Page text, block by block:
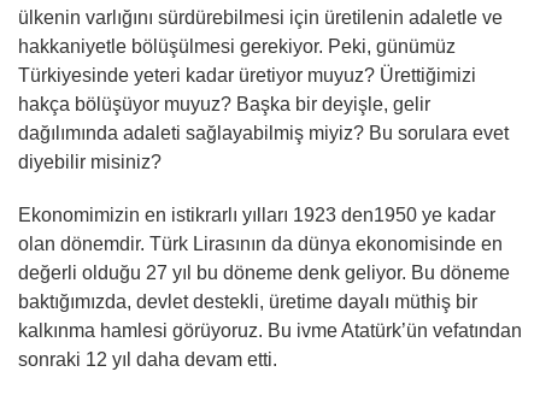
ülkenin varlığını sürdürebilmesi için üretilenin adaletle ve
hakkaniyetle bölüşülmesi gerekiyor. Peki, günümüz
Türkiyesinde yeteri kadar üretiyor muyuz? Ürettiğimizi
hakça bölüşüyor muyuz? Başka bir deyişle, gelir
dağılımında adaleti sağlayabilmiş miyiz? Bu sorulara evet
diyebilir misiniz?
Ekonomimizin en istikrarlı yılları 1923 den1950 ye kadar
olan dönemdir. Türk Lirasının da dünya ekonomisinde en
değerli olduğu 27 yıl bu döneme denk geliyor. Bu döneme
baktığımızda, devlet destekli, üretime dayalı müthiş bir
kalkınma hamlesi görüyoruz. Bu ivme Atatürk’ün vefatından
sonraki 12 yıl daha devam etti.